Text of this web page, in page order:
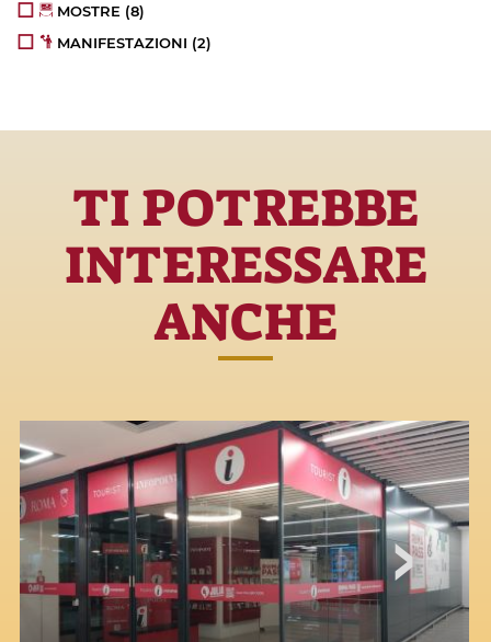
MOSTRE (8)
MANIFESTAZIONI (2)
TI POTREBBE
INTERESSARE
ANCHE